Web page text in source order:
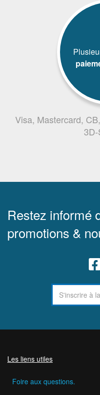
Visa, Mastercard,
Restez informé
promotions &
Les liens utiles
Foire aux questions.